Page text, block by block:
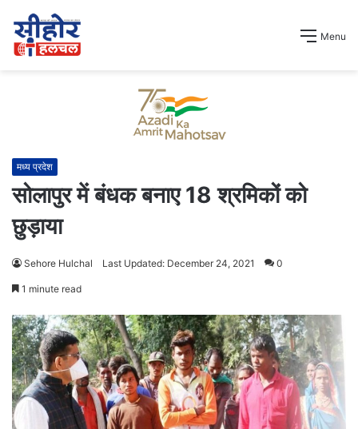
Menu
मध्य प्रदेश
सोलापुर में बंधक बनाए 18 श्रमिकों को
छुड़ाया
Sehore Hulchal Last Updated: December 24, 2021 0
1 minute read